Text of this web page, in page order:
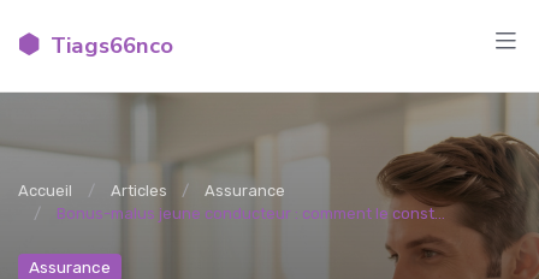
Tiags66nco
Accueil Articles
Assurance
Bonus-malus jeune conducteur : comment le const...
Assurance